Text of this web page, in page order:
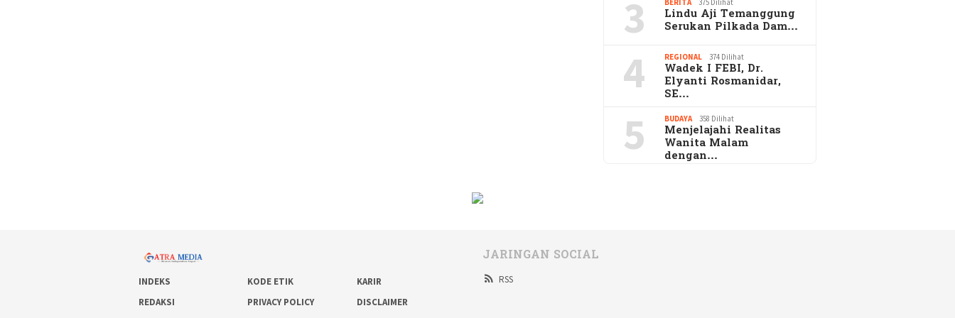
3 BERITA 375 Dilihat
Lindu Aji Temanggung
Serukan Pilkada Dam…
4 REGIONAL 374 Dilihat
Wadek I FEBI, Dr.
Elyanti Rosmanidar,
SE…
5 BUDAYA 358 Dilihat
Menjelajahi Realitas
Wanita Malam
dengan…
INDEKS KODE ETIK
KARIR
REDAKSI
PRIVACY POLICY
DISCLAIMER
JARINGAN SOCIAL
RSS